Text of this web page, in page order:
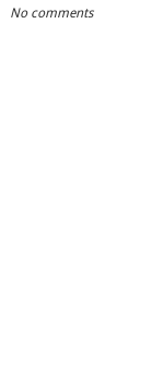
No comments